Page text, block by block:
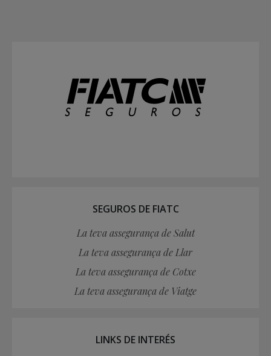
SEGUROS DE FIATC
La teva assegurança de Salut
La teva assegurança de Llar
La teva assegurança de Cotxe
La teva assegurança de Viatge
LINKS DE INTERÉS